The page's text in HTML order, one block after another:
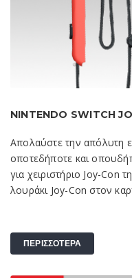
NINTENDO SWITCH
Απολαύστε την απόλυτη
οποτεδήποτε και
για χειριστήριο Joy-
λουράκι Joy-Con στον
ΠΕΡΙΣΣΟΤΕΡΑ